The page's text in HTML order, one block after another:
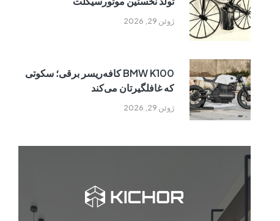
ژوئن 29, 2026
ژوئن 29, 2026
BMW K100 کافه‌ریسر برقی؛ سکوتی
که غافلگیرتان می‌کند